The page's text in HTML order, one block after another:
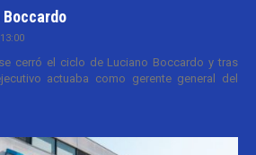
Boccardo
cerró el ciclo de Luciano Boccardo y tras
actuaba como gerente general del